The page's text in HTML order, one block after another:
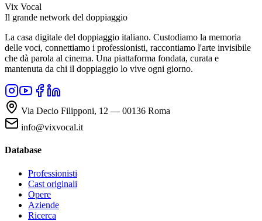
Vix Vocal
Il grande network del doppiaggio
La casa digitale del doppiaggio italiano. Custodiamo la memoria
delle voci, connettiamo i professionisti, raccontiamo l'arte invisibile
che dà parola al cinema. Una piattaforma fondata, curata e
mantenuta da chi il doppiaggio lo vive ogni giorno.
Via Decio Filipponi, 12 — 00136 Roma
info@vixvocal.it
Database
Professionisti
Cast originali
Opere
Aziende
Ricerca